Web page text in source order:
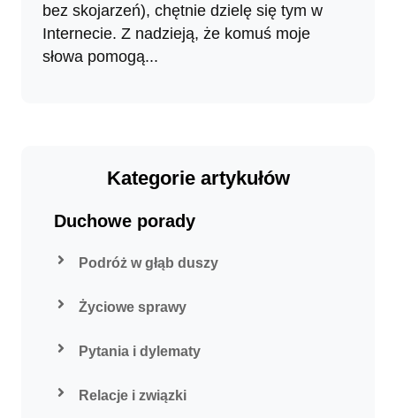
bez skojarzeń), chętnie dzielę się tym w
Internecie. Z nadzieją, że komuś moje
słowa pomogą...
Kategorie artykułów
Duchowe porady
Podróż w głąb duszy
Życiowe sprawy
Pytania i dylematy
Relacje i związki